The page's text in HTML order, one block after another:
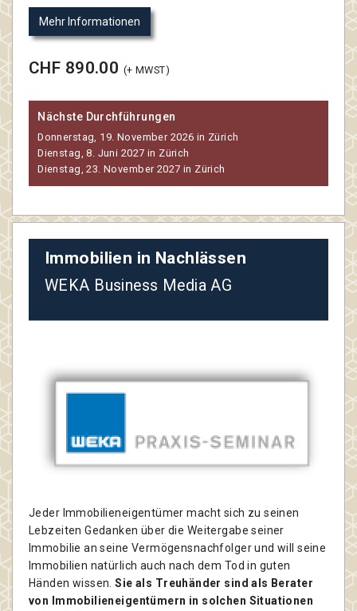
Mehr Informationen
CHF 890.00 (+ MWST)
Nächste Durchführungen
Donnerstag, 19. November 2026 in Zürich
Dienstag, 8. Juni 2027 in Zürich
Dienstag, 23. November 2027 in Zürich
Immobilien in Nachlässen
WEKA Business Media AG
Jeder Immobilieneigentümer macht sich zu seinen
Lebzeiten Gedanken über die Weitergabe seiner
Immobilie an seine Vermögensnachfolger und will seine
Immobilien natürlich auch nach dem Tod in guten
Händen wissen.Sie als Treuhänder sind als Berater
von Immobilieneigentümern in solchen Situationen